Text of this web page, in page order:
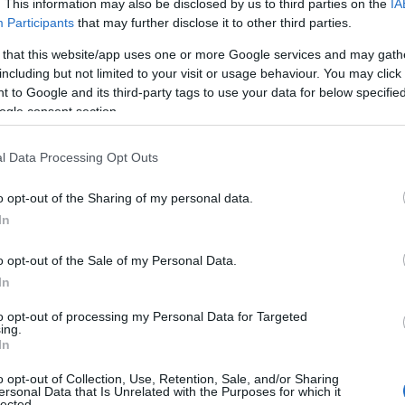
This information may also be disclosed by us to third parties on the
Participants that may further disclose it to other third parties.
that this website/app uses one or more Google services and may
but not limited to your visit or usage behaviour. You may
to Google and its third-party tags to use your data for below
consent section.
Data Processing Opt Outs
opt-out of the Sharing of my personal data.
opt-out of the Sale of my Personal Data.
opt-out of processing my Personal Data for Targeted
opt-out of Collection, Use, Retention, Sale, and/or Sharing
Data that Is Unrelated with the Purposes for which it
με τους Κυριακόπουλο
τους Τουμπά και Πάλμερ-Μπράουν να
Μαξίμοβιτς και
στα «φτερά» και τον Ιωαννίδη
Τετέ, Ίνγκασον, Τσέριν,
Φικάι, Γερεμέγεφ και